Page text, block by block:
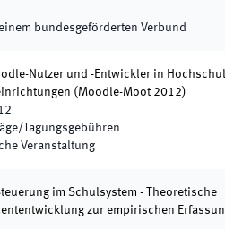
bundesgeförderten Verbund
Nutzer und -Entwickler in
(Moodle-Moot 2012)
Tagungsgebühren
Veranstaltung
im Schulsystem - Theoretische
zur empirischen